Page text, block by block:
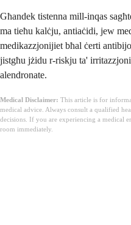
Għandek tistenna mill-inqas
ma tieħu kalċju, antiaċidi, jew
medikazzjonijiet bħal ċerti
jistgħu jżidu r-riskju ta'
alendronate.
Medical Disclaimer: This article is for
medical advice. Always consult a qualified
decisions. If you are experiencing a medical
room immediately.